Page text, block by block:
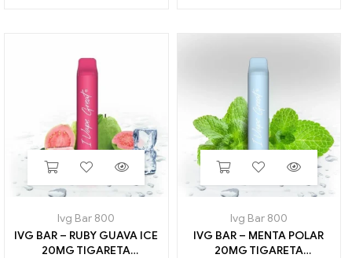
Ivg Bar 800
IVG BAR – RUBY GUAVA ICE
20MG TIGARETA
Ivg Bar 800
IVG BAR – MENTA POLAR
20MG TIGARETA